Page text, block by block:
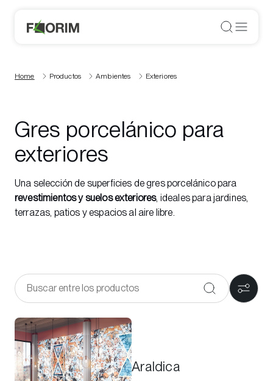
Home Productos Ambientes Exteriores
Gres porcelánico para
exteriores
Una selección de superficies de gres porcelánico para
revestimientos y suelos exteriores, ideales para jardines,
terrazas, patios y espacios al aire libre.
Araldica